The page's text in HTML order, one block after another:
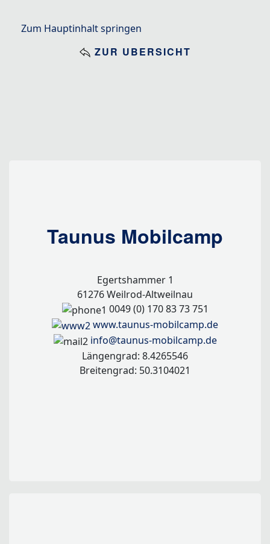
Zum Hauptinhalt springen
ZUR ÜBERSICHT
Taunus Mobilcamp
Egertshammer 1
61276 Weilrod-Altweilnau
0049 (0) 170 83 73 751
www.taunus-mobilcamp.de
info@taunus-mobilcamp.de
Längengrad: 8.4265546
Breitengrad: 50.3104021